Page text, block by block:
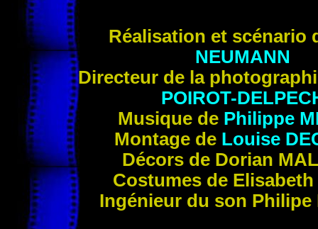
Réalisation et scénario
NEUMANN
Directeur de la
POIROT-
Musique de Philippe
Montage de Louise
Décors de Dorian
Costumes de Elisabeth
Ingénieur du son Philipe